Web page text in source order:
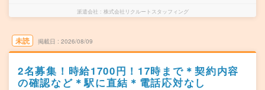
派遣会社 株式会社リクルートスタッフィング
未読 掲載日 2026/08/09
2名募集！時給1700円！17時まで＊契約内容
の確認など＊駅に直結＊電話応対なし